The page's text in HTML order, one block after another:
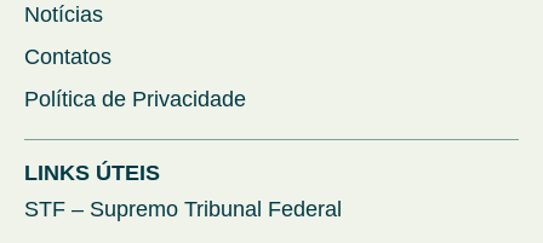
Notícias
Contatos
Política de Privacidade
LINKS ÚTEIS
STF – Supremo Tribunal Federal